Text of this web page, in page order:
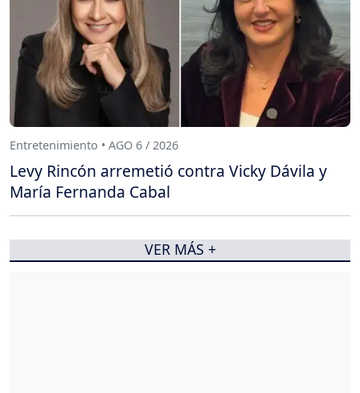
Entretenimiento • AGO 6 / 2026
Levy Rincón arremetió contra Vicky Dávila y
María Fernanda Cabal
VER MÁS +